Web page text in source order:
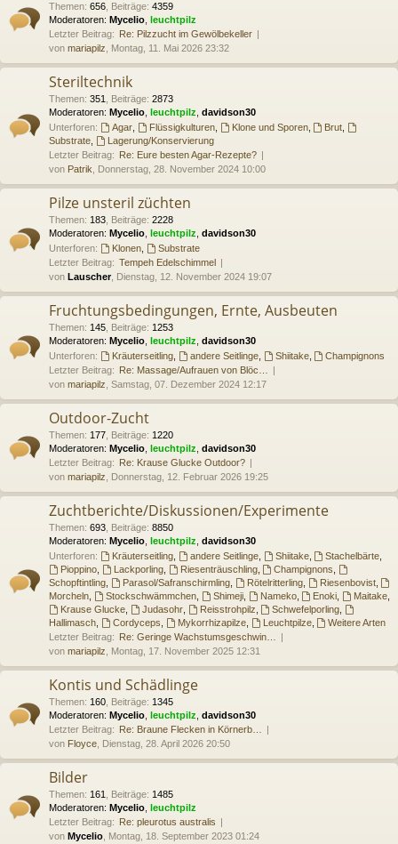
Themen: 656 Beiträge: 4359
Moderatoren: Mycelio leuchtpilz
Letzter Beitrag: Re: Pilzzucht im Gewölbekeller
von mariapilz , Montag, 11. Mai 2026 23:32
Steriltechnik
Themen: 351 Beiträge: 2873
Moderatoren: Mycelio leuchtpilz davidson30
Unterforen:
Agar, Flüssigkulturen, Klone und Sporen, Brut
Substrate
Lagerung/Konservierung
Letzter Beitrag: Re: Eure besten Agar-Rezepte?
von Patrik , Donnerstag, 28. November 2024 10:00
Pilze unsteril züchten
Themen: 183 Beiträge: 2228
Moderatoren: Mycelio leuchtpilz davidson30
Unterforen:
Klonen,
Substrate
Letzter Beitrag: Tempeh Edelschimmel
von Lauscher, Dienstag, 12. November 2024 19:07
Fruchtungsbedingungen, Ernte, Ausbeuten
Themen: 145 Beiträge: 1253
Moderatoren: Mycelio leuchtpilz davidson30
Unterforen:
Kräuterseitling, andere Seitlinge, Shiitake,
Champignons
Letzter Beitrag: Re: Massage/Aufrauen von Blöc…
von mariapilz , Samstag, 07. Dezember 2024 12:17
Outdoor-Zucht
Themen: 177 Beiträge: 1220
Moderatoren: Mycelio leuchtpilz davidson30
Letzter Beitrag: Re: Krause Glucke Outdoor?
von mariapilz , Donnerstag, 12. Februar 2026 19:25
Zuchtberichte/Diskussionen/Experimente
Themen: 693 Beiträge: 8850
Moderatoren: Mycelio leuchtpilz davidson30
Unterforen:
Kräuterseitling, andere Seitlinge, Shiitake, Stachelbärte
Pioppino, Lackporling, Riesenträuschling, Champignons
Schopftintling
Parasol/Safranschirmling, Rötelritterling, Riesenbovist,
Morcheln
Stockschwämmchen, Shimeji, Nameko, Enoki Maitake
Krause Glucke, Judasohr, Reisstrohpilz Schwefelporling
Hallimasch
Cordyceps Mykorrhizapilze, Leuchtpilze,
Weitere Arten
Letzter Beitrag: Re: Geringe Wachstumsgeschwin…
von mariapilz , Montag, 17. November 2025 12:31
Kontis und Schädlinge
Themen: 160 Beiträge: 1345
Moderatoren: Mycelio leuchtpilz davidson30
Letzter Beitrag: Re: Braune Flecken in Körnerb…
von Floyce , Dienstag, 28. April 2026 20:50
Bilder
Themen: 161 Beiträge: 1485
Moderatoren: Mycelio leuchtpilz
Letzter Beitrag: Re: pleurotus australis
von Mycelio , Montag, 18. September 2023 01:24